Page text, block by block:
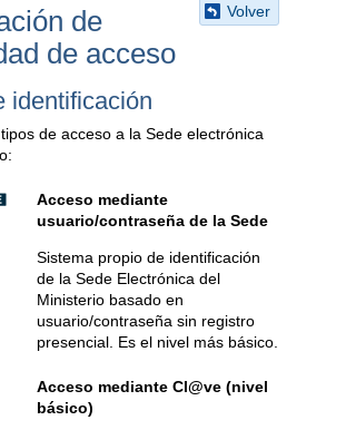
Volver
de
de acceso
identificación
de acceso a la Sede electrónica
Acceso mediante
usuario/contraseña de la Sede
Sistema propio de identificación
de la Sede Electrónica del
Ministerio basado en
usuario/contraseña sin registro
presencial. Es el nivel más básico.
Acceso mediante Cl@ve (nivel
básico)